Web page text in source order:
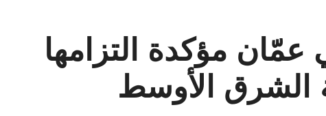
مؤكدة التزامها
الشرق الأوسط